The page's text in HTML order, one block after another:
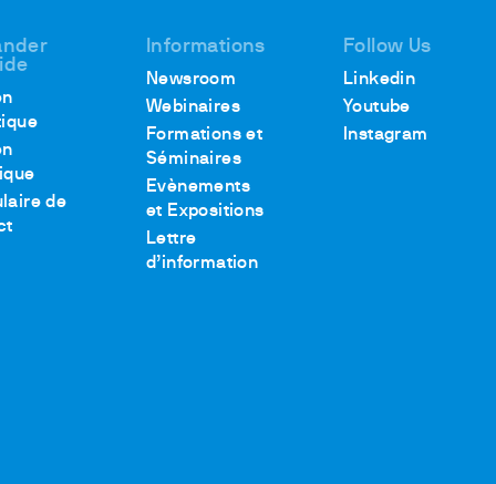
de
Informations
Newsroom
Webinaires
Formations et
Séminaires
Evènements
et Expositions
Lettre
d’information
Follow Us
Linkedin
Youtube
Instagram